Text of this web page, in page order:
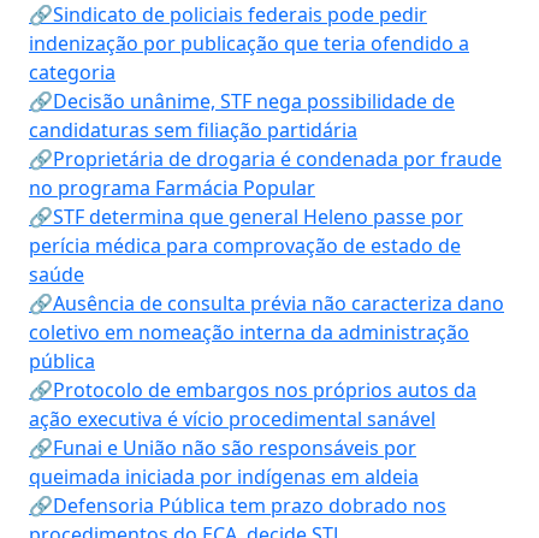
🔗Sindicato de policiais federais pode pedir
indenização por publicação que teria ofendido a
categoria
🔗Decisão unânime, STF nega possibilidade de
candidaturas sem filiação partidária
🔗Proprietária de drogaria é condenada por fraude
no programa Farmácia Popular
🔗STF determina que general Heleno passe por
perícia médica para comprovação de estado de
saúde
🔗Ausência de consulta prévia não caracteriza dano
coletivo em nomeação interna da administração
pública
🔗Protocolo de embargos nos próprios autos da
ação executiva é vício procedimental sanável
🔗Funai e União não são responsáveis por
queimada iniciada por indígenas em aldeia
🔗Defensoria Pública tem prazo dobrado nos